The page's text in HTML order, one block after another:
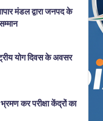
मंडल द्वारा जनपद के
योग दिवस के अवसर
कर परीक्षा केंद्रों का